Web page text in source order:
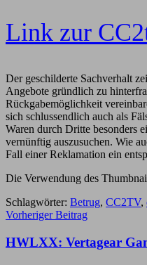
Link zur
Der geschilderte Sachverhalt
Angebote gründlich zu
Rückgabemöglichkeit
sich schlussendlich auch als
Waren durch Dritte besonders
vernünftig auszusuchen. Wie
Fall einer Reklamation ein
Die Verwendung des
Schlagwörter: Betrug, CC2TV,
Beitragsnavigation
Vorheriger Beitrag
HWLXX: Vertagear